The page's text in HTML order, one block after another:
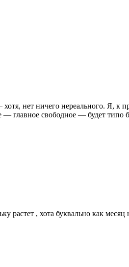
нет ничего нереального. Я,
свободное — будет типо
растет , хота буквально как